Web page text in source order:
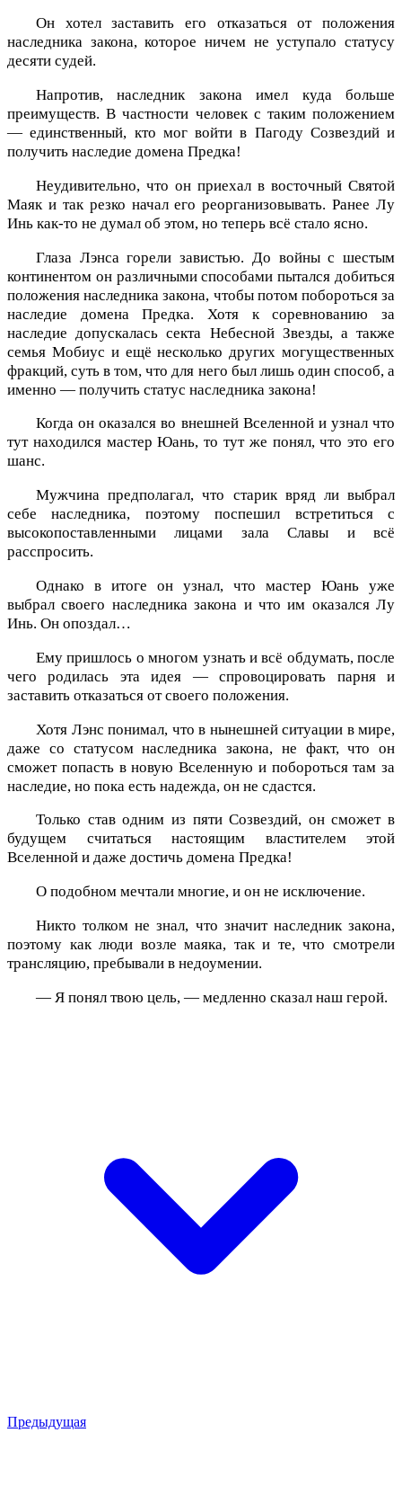
Он хотел заставить его отказаться от положения
наследника закона, которое ничем не уступало статусу
десяти судей.
Напротив, наследник закона имел куда больше
преимуществ. В частности человек с таким положением
— единственный, кто мог войти в Пагоду Созвездий и
получить наследие домена Предка!
Неудивительно, что он приехал в восточный Святой
Маяк и так резко начал его реорганизовывать. Ранее Лу
Инь как-то не думал об этом, но теперь всё стало ясно.
Глаза Лэнса горели завистью. До войны с шестым
континентом он различными способами пытался добиться
положения наследника закона, чтобы потом побороться за
наследие домена Предка. Хотя к соревнованию за
наследие допускалась секта Небесной Звезды, а также
семья Мобиус и ещё несколько других могущественных
фракций, суть в том, что для него был лишь один способ, а
именно — получить статус наследника закона!
Когда он оказался во внешней Вселенной и узнал что
тут находился мастер Юань, то тут же понял, что это его
шанс.
Мужчина предполагал, что старик вряд ли выбрал
себе наследника, поэтому поспешил встретиться с
высокопоставленными лицами зала Славы и всё
расспросить.
Однако в итоге он узнал, что мастер Юань уже
выбрал своего наследника закона и что им оказался Лу
Инь. Он опоздал…
Ему пришлось о многом узнать и всё обдумать, после
чего родилась эта идея — спровоцировать парня и
заставить отказаться от своего положения.
Хотя Лэнс понимал, что в нынешней ситуации в мире,
даже со статусом наследника закона, не факт, что он
сможет попасть в новую Вселенную и побороться там за
наследие, но пока есть надежда, он не сдастся.
Только став одним из пяти Созвездий, он сможет в
будущем считаться настоящим властителем этой
Вселенной и даже достичь домена Предка!
О подобном мечтали многие, и он не исключение.
Никто толком не знал, что значит наследник закона,
поэтому как люди возле маяка, так и те, что смотрели
трансляцию, пребывали в недоумении.
— Я понял твою цель, — медленно сказал наш герой.
Предыдущая